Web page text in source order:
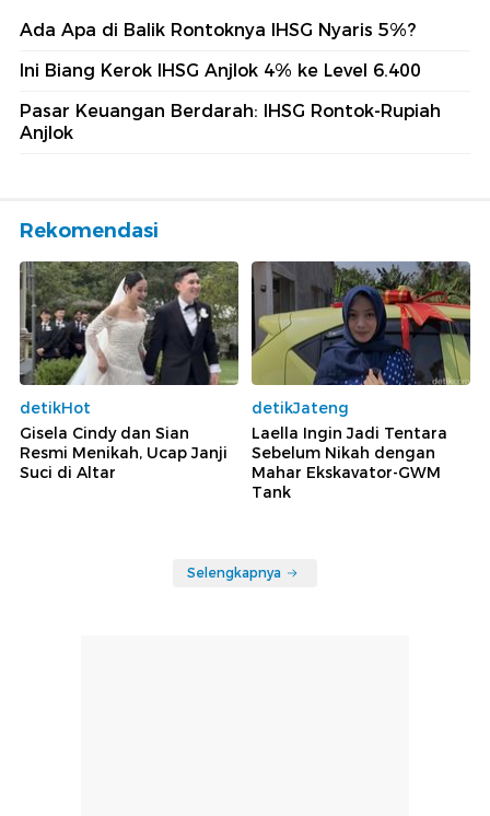
Ada Apa di Balik Rontoknya IHSG Nyaris 5%?
Ini Biang Kerok IHSG Anjlok 4% ke Level 6.400
Pasar Keuangan Berdarah: IHSG Rontok-Rupiah
Anjlok
Rekomendasi
detikHot
Gisela Cindy dan Sian
Resmi Menikah, Ucap Janji
Suci di Altar
detikJateng
Laella Ingin Jadi Tentara
Sebelum Nikah dengan
Mahar Ekskavator-GWM
Tank
Selengkapnya